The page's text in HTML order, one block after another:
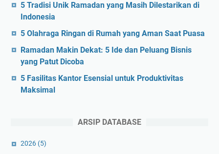
5 Tradisi Unik Ramadan yang Masih Dilestarikan di
Indonesia
5 Olahraga Ringan di Rumah yang Aman Saat Puasa
Ramadan Makin Dekat: 5 Ide dan Peluang Bisnis
yang Patut Dicoba
5 Fasilitas Kantor Esensial untuk Produktivitas
Maksimal
ARSIP DATABASE
2026 (5)